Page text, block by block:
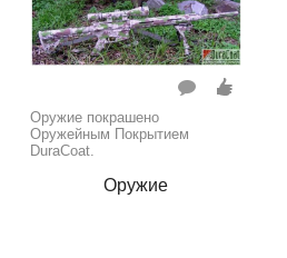
Оружие покрашено
Оружейным Покрытием
DuraCoat.
Оружие